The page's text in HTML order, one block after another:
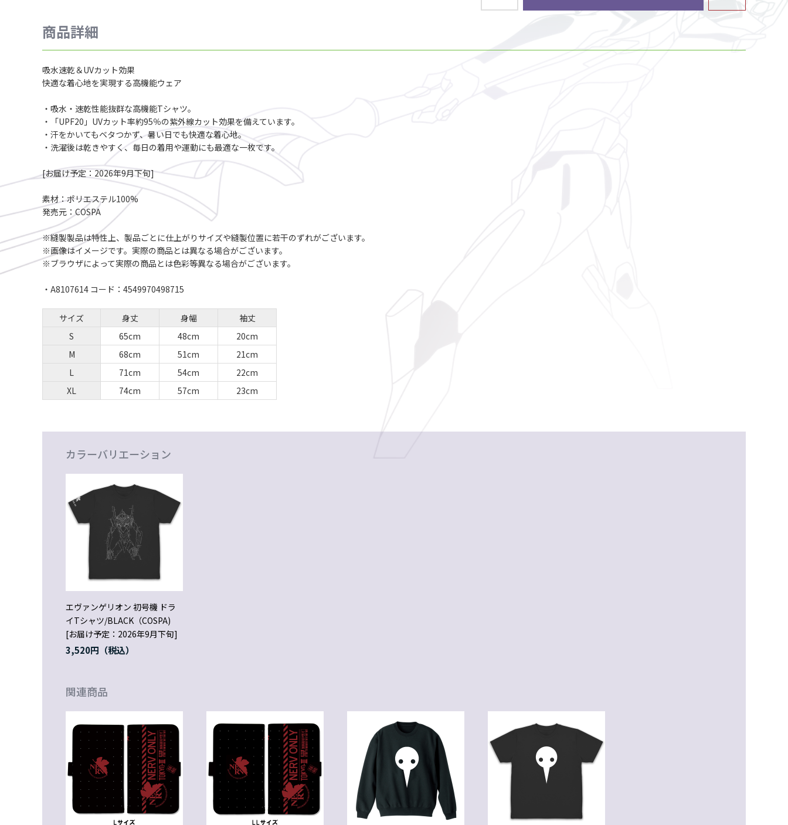
商品詳細
吸水速乾＆UVカット効果
快適な着心地を実現する高機能ウェア
・吸水・速乾性能抜群な高機能Tシャツ。
・「UPF20」UVカット率約95％の紫外線カット効果を備えています。
・汗をかいてもベタつかず、暑い日でも快適な着心地。
・洗濯後は乾きやすく、毎日の着用や運動にも最適な一枚です。
[お届け予定：2026年9月下旬]
素材：ポリエステル100%
発売元：COSPA
※縫製製品は特性上、製品ごとに仕上がりサイズや縫製位置に若干のずれがございます。
※画像はイメージです。実際の商品とは異なる場合がございます。
※ブラウザによって実際の商品とは色彩等異なる場合がございます。
・A8107614 コード：4549970498715
サイズ 身丈 身幅
袖丈
S
65cm 48cm
20cm
M
68cm 51cm
21cm
L
71cm 54cm
22cm
XL
74cm 57cm 23cm
カラーバリエーション
エヴァンゲリオン 初号機 ドラ
イTシャツ/BLACK（COSPA)
[お届け予定：2026年9月下旬]
3,520円
関連商品